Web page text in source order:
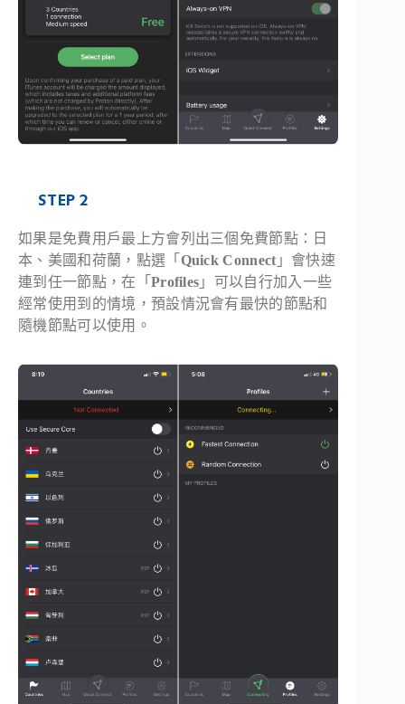
STEP 2
如果是免費用戶最上方會列出三個免費節點：日
本、美國和荷蘭，點選「 Quick Connect 」會快速
連到任一節點，在「 Profiles 」可以自行加入一些
經常使用到的情境，預設情況會有最快的節點和
隨機節點可以使用。